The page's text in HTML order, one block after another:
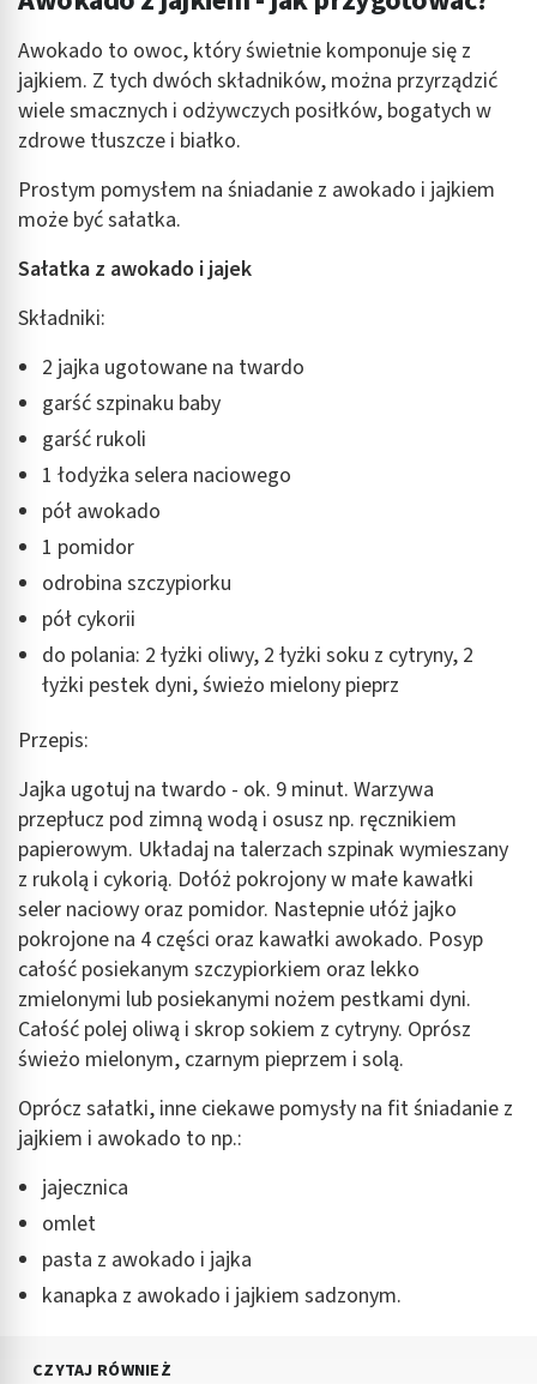
Awokado to owoc, który świetnie komponuje się z
jajkiem. Z tych dwóch składników, można przyrządzić
wiele smacznych i odżywczych posiłków, bogatych w
zdrowe tłuszcze i białko.
Prostym pomysłem na śniadanie z awokado i jajkiem
może być sałatka.
Sałatka z awokado i jajek
Składniki:
2 jajka ugotowane na twardo
garść szpinaku baby
garść rukoli
1 łodyżka selera naciowego
pół awokado
1 pomidor
odrobina szczypiorku
pół cykorii
do polania: 2 łyżki oliwy, 2 łyżki soku z cytryny, 2
łyżki pestek dyni, świeżo mielony pieprz
Przepis:
Jajka ugotuj na twardo - ok. 9 minut. Warzywa
przepłucz pod zimną wodą i osusz np. ręcznikiem
papierowym. Układaj na talerzach szpinak wymieszany
z rukolą i cykorią. Dołóż pokrojony w małe kawałki
seler naciowy oraz pomidor. Nastepnie ułóż jajko
pokrojone na 4 części oraz kawałki awokado. Posyp
całość posiekanym szczypiorkiem oraz lekko
zmielonymi lub posiekanymi nożem pestkami dyni.
Całość polej oliwą i skrop sokiem z cytryny. Oprósz
świeżo mielonym, czarnym pieprzem i solą.
Oprócz sałatki, inne ciekawe pomysły na fit śniadanie z
jajkiem i awokado to np.:
jajecznica
omlet
pasta z awokado i jajka
kanapka z awokado i jajkiem sadzonym.
CZYTAJ RÓWNIEŻ